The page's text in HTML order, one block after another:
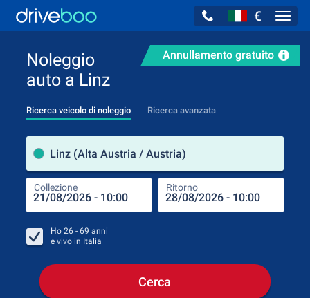
€
Annullamento gratuito
Noleggio
auto a Linz
Ricerca veicolo di noleggio Ricerca avanzata
Linz (Alta Austria / Austria)
Collezione Ritorno
Ho 26 - 69 anni
e vivo in Italia
Cerca